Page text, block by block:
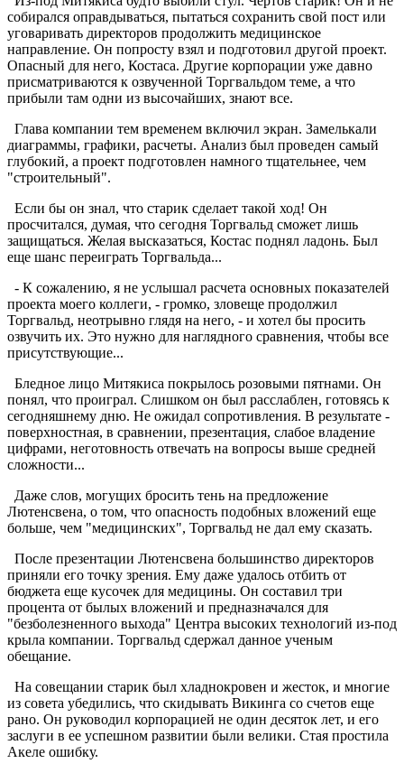
собирался оправдываться, пытаться сохранить свой пост или
уговаривать директоров продолжить медицинское
направление. Он попросту взял и подготовил другой проект.
Опасный для него, Костаса. Другие корпорации уже давно
присматриваются к озвученной Торгвальдом теме, а что
прибыли там одни из высочайших, знают все.
Глава компании тем временем включил экран. Замелькали
диаграммы, графики, расчеты. Анализ был проведен самый
глубокий, а проект подготовлен намного тщательнее, чем
"строительный".
Если бы он знал, что старик сделает такой ход! Он
просчитался, думая, что сегодня Торгвальд сможет лишь
защищаться. Желая высказаться, Костас поднял ладонь. Был
еще шанс переиграть Торгвальда...
- К сожалению, я не услышал расчета основных показателей
проекта моего коллеги, - громко, зловеще продолжил
Торгвальд, неотрывно глядя на него, - и хотел бы просить
озвучить их. Это нужно для наглядного сравнения, чтобы все
присутствующие...
Бледное лицо Митякиса покрылось розовыми пятнами. Он
понял, что проиграл. Слишком он был расслаблен, готовясь к
сегодняшнему дню. Не ожидал сопротивления. В результате -
поверхностная, в сравнении, презентация, слабое владение
цифрами, неготовность отвечать на вопросы выше средней
сложности...
Даже слов, могущих бросить тень на предложение
Лютенсвена, о том, что опасность подобных вложений еще
больше, чем "медицинских", Торгвальд не дал ему сказать.
После презентации Лютенсвена большинство директоров
приняли его точку зрения. Ему даже удалось отбить от
бюджета еще кусочек для медицины. Он составил три
процента от былых вложений и предназначался для
"безболезненного выхода" Центра высоких технологий из-под
крыла компании. Торгвальд сдержал данное ученым
обещание.
На совещании старик был хладнокровен и жесток, и многие
из совета убедились, что скидывать Викинга со счетов еще
рано. Он руководил корпорацией не один десяток лет, и его
заслуги в ее успешном развитии были велики. Стая простила
Акеле ошибку.